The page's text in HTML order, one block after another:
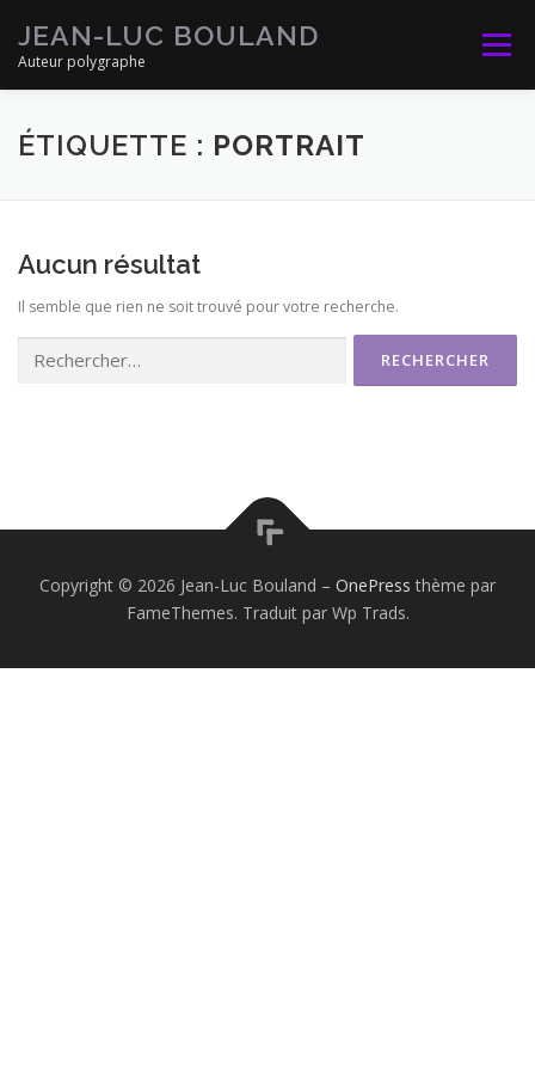
contenu
JEAN-LUC BOULAND
Auteur polygraphe
Menu
ACCUEIL ACTUALITÉS STILL LIFE
PUBLICATIONS QUI SUIS-JE ME CONTACTER
ÉTIQUETTE : PORTRAIT
Aucun résultat
Il semble que rien ne soit trouvé pour votre recherche.
Copyright © 2026 Jean-Luc Bouland – OnePress thème par
FameThemes. Traduit par Wp Trads.